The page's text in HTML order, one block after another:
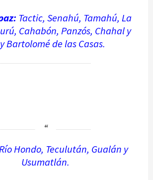
Tactic, Senahú, Tamahú, La
Cahabón, Panzós, Chahal y
Bartolomé de las Casas.
Hondo, Teculután, Gualán y
Usumatlán.